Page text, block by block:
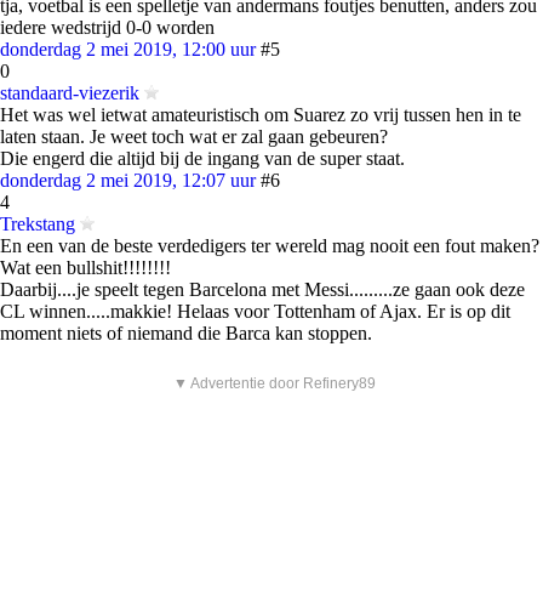
tja, voetbal is een spelletje van andermans foutjes benutten, anders zou
iedere wedstrijd 0-0 worden
donderdag 2 mei 2019, 12:00 uur #5
0
standaard-viezerik
Het was wel ietwat amateuristisch om Suarez zo vrij tussen hen in te
laten staan. Je weet toch wat er zal gaan gebeuren?
Die engerd die altijd bij de ingang van de super staat.
donderdag 2 mei 2019, 12:07 uur #6
4
Trekstang
En een van de beste verdedigers ter wereld mag nooit een fout maken?
Wat een bullshit!!!!!!!!
Daarbij....je speelt tegen Barcelona met Messi.........ze gaan ook deze
CL winnen.....makkie! Helaas voor Tottenham of Ajax. Er is op dit
moment niets of niemand die Barca kan stoppen.
▼ Advertentie door Refinery89